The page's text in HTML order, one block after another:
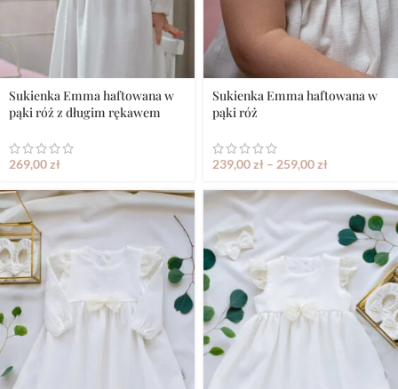
Sukienka Emma haftowana w
pąki róż z długim rękawem
269,00zł
Sukienka Emma haftowana w
pąki róż
239,00zł – 259,00zł